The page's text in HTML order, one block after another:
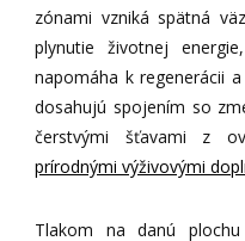
zónami vzniká spätná
plynutie životnej
napomáha k regenerácii
dosahujú spojením so
čerstvými šťavami z
prírodnými výživovými
Tlakom na danú